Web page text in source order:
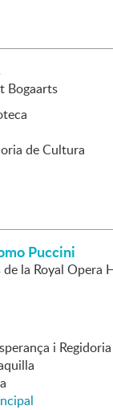
Bogaarts
de Cultura
Puccini
la Royal Opera
i